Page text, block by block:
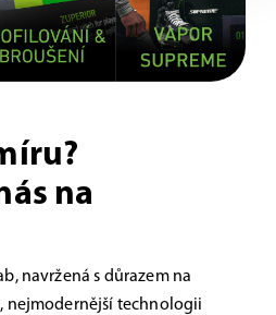
na
navržená s důrazem na
nejmodernější technologii